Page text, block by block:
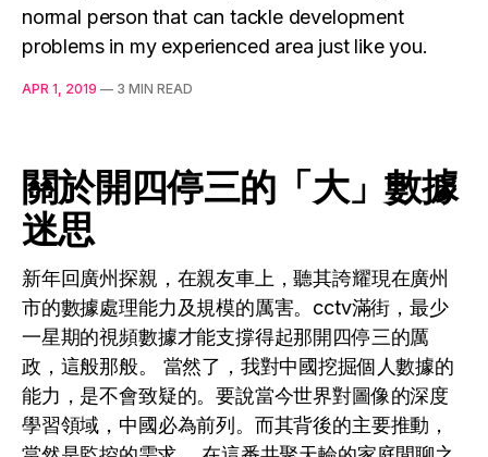
normal person that can tackle development
problems in my experienced area just like you.
APR 1, 2019 — 3 MIN READ
關於開四停三的「大」數據
迷思
新年回廣州探親，在親友車上，聽其誇耀現在廣州
市的數據處理能力及規模的厲害。cctv滿街，最少
一星期的視頻數據才能支撐得起那開四停三的厲
政，這般那般。 當然了，我對中國挖掘個人數據的
能力，是不會致疑的。要說當今世界對圖像的深度
學習領域，中國必為前列。而其背後的主要推動，